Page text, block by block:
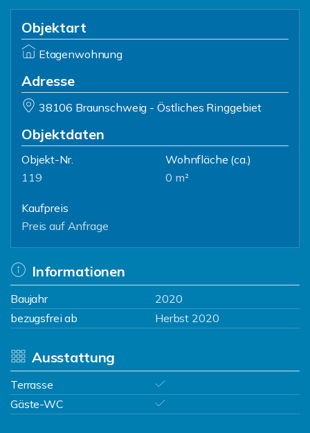
Objektart
Etagenwohnung
Adresse
38106 Braunschweig - Östliches Ringgebiet
Objektdaten
Objekt-Nr.
119
Wohnfläche (ca.)
0 m²
Kaufpreis
Preis auf Anfrage
Informationen
Baujahr
2020
bezugsfrei ab
Herbst 2020
Ausstattung
Terrasse
Gäste-WC